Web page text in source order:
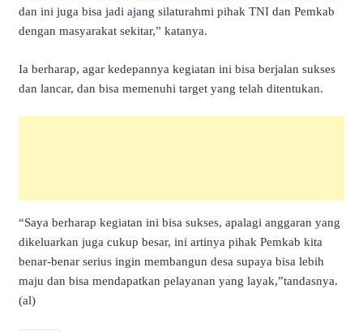
dan ini juga bisa jadi ajang silaturahmi pihak TNI dan Pemkab
dengan masyarakat sekitar,” katanya.
Ia berharap, agar kedepannya kegiatan ini bisa berjalan sukses
dan lancar, dan bisa memenuhi target yang telah ditentukan.
“Saya berharap kegiatan ini bisa sukses, apalagi anggaran yang
dikeluarkan juga cukup besar, ini artinya pihak Pemkab kita
benar-benar serius ingin membangun desa supaya bisa lebih
maju dan bisa mendapatkan pelayanan yang layak,”tandasnya.
(al)